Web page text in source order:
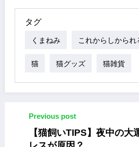
タグ
くまねみ これからしかられ
猫 猫グッズ 猫雑貨
Previous post
【猫飼いTIPS】夜中の大